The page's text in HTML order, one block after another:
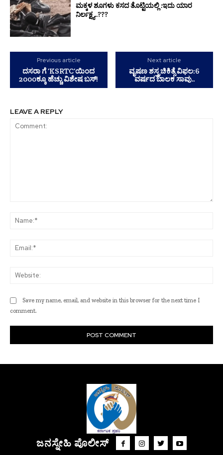
ಮಕ್ಕಳ ಶೂಗಳು ಕಸದ ತೊಟ್ಟಿಯಲ್ಲಿ :ಇದು ಯಾರ
ನಿರ್ಲಕ್ಷ್ಯ..???
Previous article
ದಸರಾ ಗೆ ‘KSRTC’ಯಿಂದ
2000ಕ್ಕೂ ಹೆಚ್ಚು ವಿಶೇಷ ಬಸ್!
Next article
ವೃಷಣ ಶಸ್ತ್ರಚಿಕಿತ್ಸೆ ವಿಫಲ:6
ವರ್ಷದ ಬಾಲಕ ಸಾವು..
LEAVE A REPLY
Save my name, email, and website in this browser for the next time I
comment.
ಜನಸ್ನೇಹಿ ಪೊಲೀಸ್